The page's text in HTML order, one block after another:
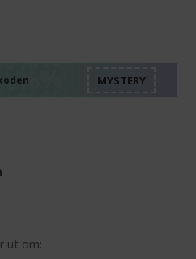
ut om: